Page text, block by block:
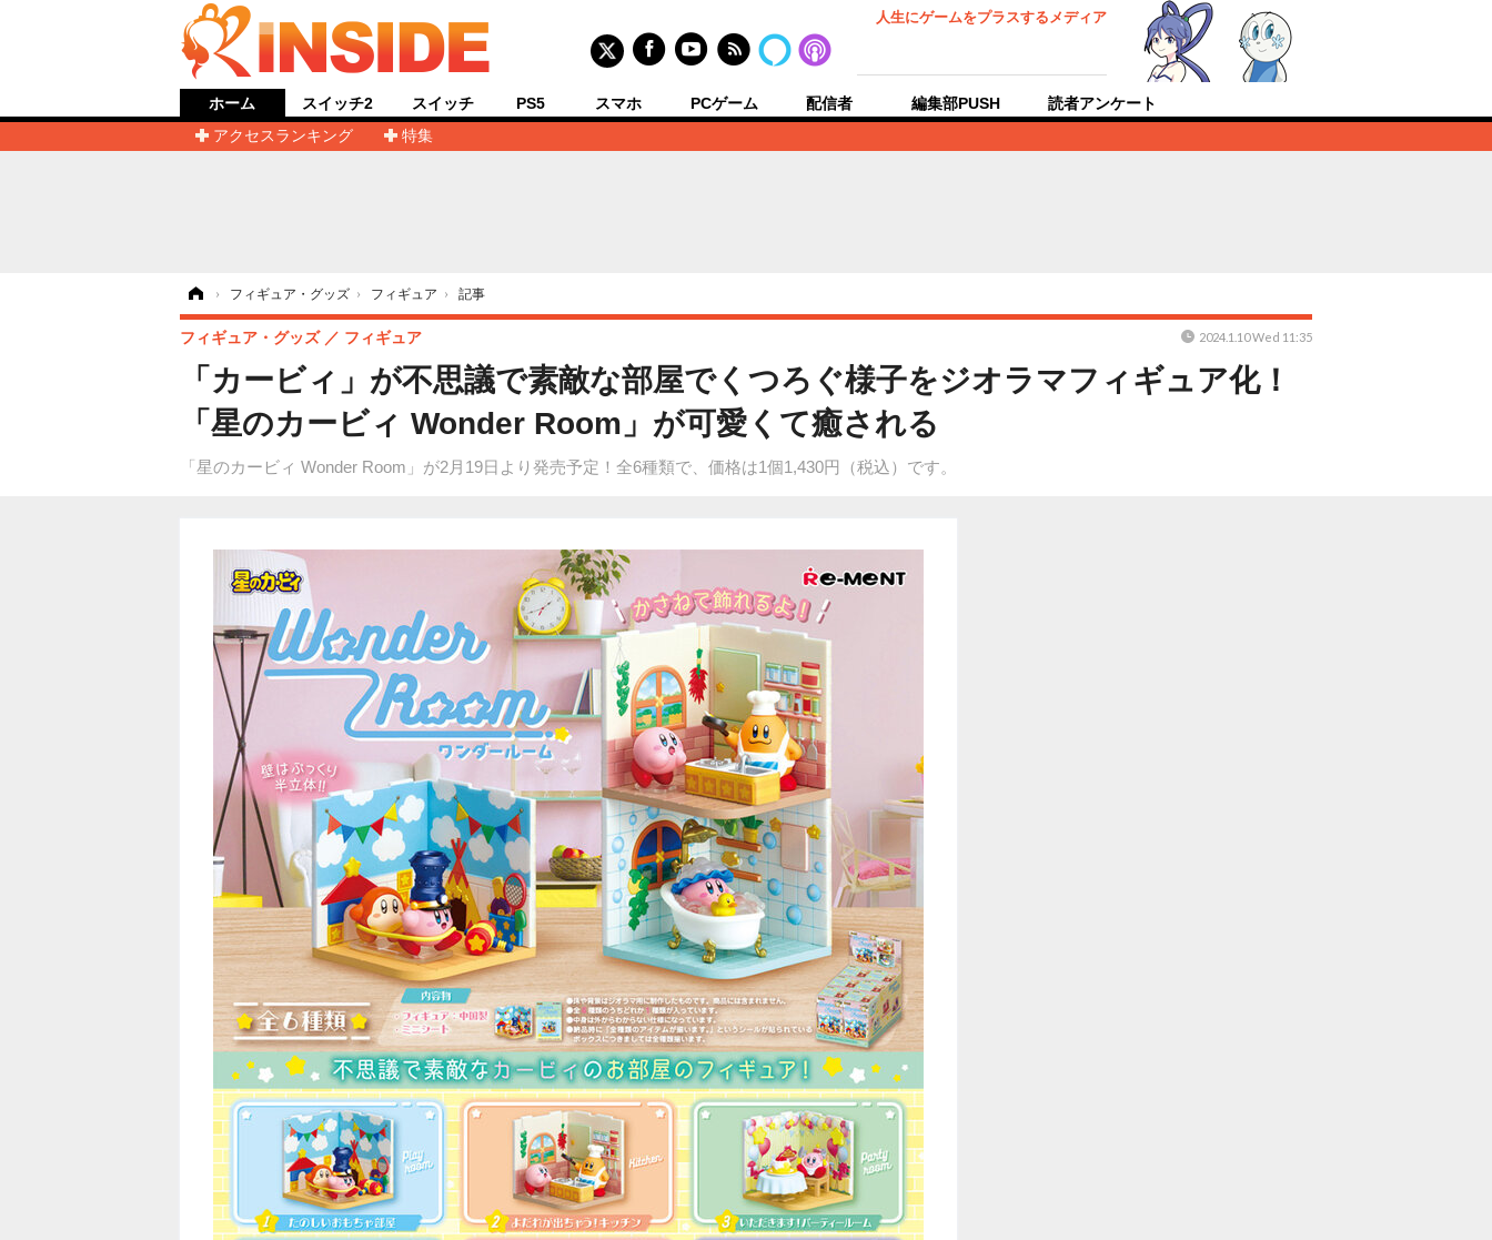
人生にゲームをプラスするメディア
ホーム
アクセスランキング
特集
スイッチ2 スイッチ PS5 スマホ PCゲーム 配信者 編集部PUSH 読者アンケート
› フィギュア・グッズ › フィギュア › 記事
「カービィ」が不思議で素敵な部屋でくつろぐ様子をジオラマフィギュア化！
「星のカービィ Wonder Room」が可愛くて癒される
「星のカービィ Wonder Room」が2月19日より発売予定！全6種類で、価格は1個1,430円（税込）です。
フィギュア・グッズ フィギュア 2024.1.10 Wed 11:35